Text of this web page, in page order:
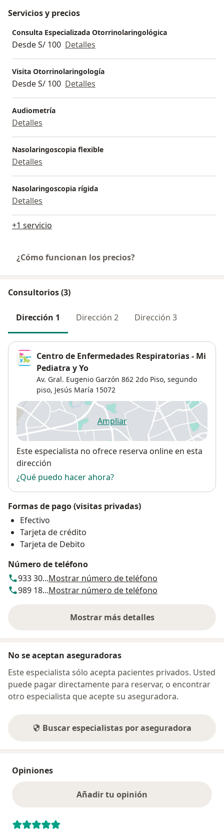
Servicios y precios
Consulta Especializada Otorrinolaringológica
Desde S/ 100 Detalles
Visita Otorrinolaringología
Desde S/ 100 Detalles
Audiometría
Detalles
Nasolaringoscopia flexible
Detalles
Nasolaringoscopia rígida
Detalles
+1 servicio
¿Cómo funcionan los precios?
Consultorios (3)
Dirección 1 Dirección 2 Dirección 3
Centro de Enfermedades Respiratorias - Mi
Pediatra y Yo
Av. Gral. Eugenio Garzón 862 2do Piso, segundo
piso, Jesús María 15072
Ampliarse abre en una nueva
Disponibilidad
Este especialista no ofrece reserva online en esta
dirección
¿Qué puedo hacer ahora?
Formas de pago (visitas privadas)
Efectivo
Tarjeta de crédito
Tarjeta de Debito
Número de teléfono
933 30...Mostrar número de teléfono
989 18...Mostrar número de teléfono
Mostrar más detalles
sobre la dirección
No se aceptan aseguradoras
Este especialista sólo acepta pacientes privados. Usted
puede pagar directamente para reservar, o encontrar
otro especialista que acepte su aseguradora.
Buscar especialistas por aseguradora
Opiniones
Añadir tu opinión